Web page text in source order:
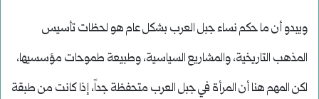
ويبدو أن ما حكم نساء جبل العرب بشكل عام هو لحظات تأسيس
المذهب التاريخية، والمشاريع السياسية، وطبيعة طموحات مؤسسيها،
لكن المهم هنا أن المرأة في جبل العرب متحفظة جداً، إذا كانت من طبقة